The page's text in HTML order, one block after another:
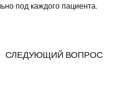
под каждого пациента.
СЛЕДУЮЩИЙ ВОПРОС